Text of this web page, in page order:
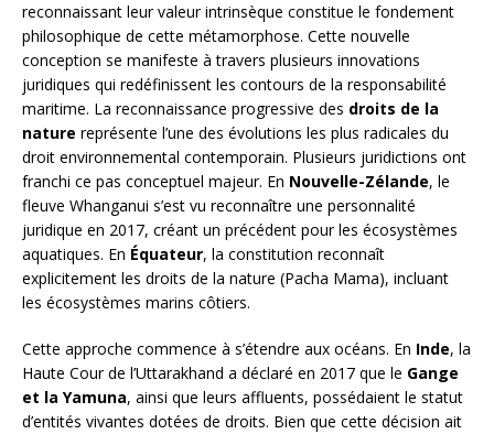
reconnaissant leur valeur intrinsèque constitue le fondement
philosophique de cette métamorphose. Cette nouvelle
conception se manifeste à travers plusieurs innovations
juridiques qui redéfinissent les contours de la responsabilité
maritime. La reconnaissance progressive des droits de la
nature représente l’une des évolutions les plus radicales du
droit environnemental contemporain. Plusieurs juridictions ont
franchi ce pas conceptuel majeur. En Nouvelle-Zélande, le
fleuve Whanganui s’est vu reconnaître une personnalité
juridique en 2017, créant un précédent pour les écosystèmes
aquatiques. En Équateur, la constitution reconnaît
explicitement les droits de la nature (Pacha Mama), incluant
les écosystèmes marins côtiers.
Cette approche commence à s’étendre aux océans. En Inde, la
Haute Cour de l’Uttarakhand a déclaré en 2017 que le Gange
et la Yamuna, ainsi que leurs affluents, possédaient le statut
d’entités vivantes dotées de droits. Bien que cette décision ait